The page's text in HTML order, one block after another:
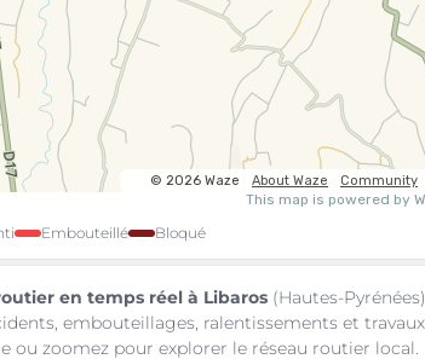
Embouteillé Bloqué
en temps réel à Libaros (Hautes-
embouteillages, ralentissements et
ou zoomez pour explorer le réseau routier local.